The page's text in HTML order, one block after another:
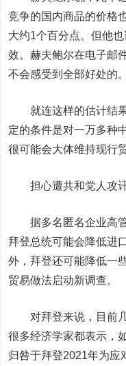
竞争的国内商品的价格
大约1个百分点。但他
效。赫夫鲍尔在电子邮
不会感受到全部好处的
就连这样的估计结果
定的条件是对一万多种
很可能会大体维持现行
担心遭共和党人攻
据多名匿名企业高管
拜登总统可能会降低进
外，拜登还可能降低一
贸易做法启动新调查。
对拜登来说，目前几
很多经济学家都表示，
归咎于拜登2021年为应